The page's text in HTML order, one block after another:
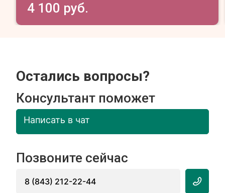
4 100 руб.
Остались вопросы?
Консультант поможет
Написать в чат
Позвоните сейчас
8 (843) 212-22-44